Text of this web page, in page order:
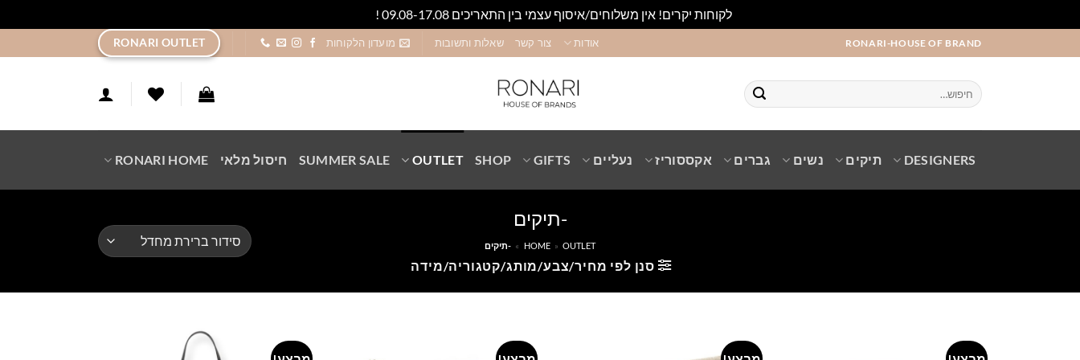
לקוחות יקרים! אין משלוחים/איסוף עצמי בין התאריכים 09.08-17.08 !
to
RONARI-HOUSE OF BRAND אודות צור קשר שאלות ותשובות מועדון הלקוחות RONARI OUTLET
חיפוש
עבור:
DESIGNERS תיקים נשים גברים אקססוריז נעליים GIFTS
SHOP
OUTLET
SUMMER SALE חיסול מלאי RONARI HOME
-תיקים
HOME » OUTLET
» -תיקים
סנן לפי מחיר/צבע/מותג/קטגוריה/מידה